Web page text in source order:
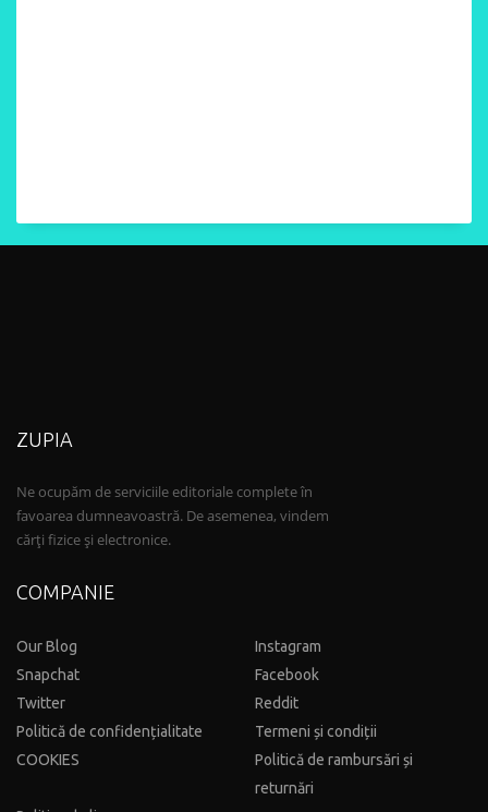
ZUPIA
Ne ocupăm de serviciile editoriale complete în
favoarea dumneavoastră. De asemenea, vindem
cărți fizice și electronice.
COMPANIE
Our Blog
Instagram
Snapchat
Facebook
Twitter
Reddit
Politică de confidențialitate
Termeni și condiții
COOKIES
Politică de rambursări și
returnări